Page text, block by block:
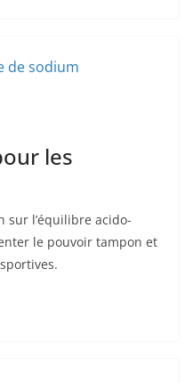
les
sur l’équilibre acido-
le pouvoir tampon et